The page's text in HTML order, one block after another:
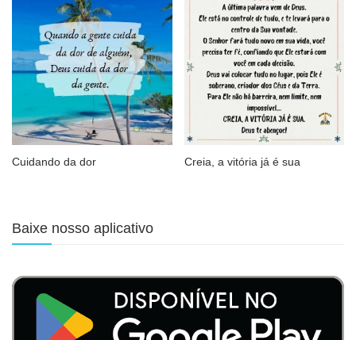
Cuidando da dor Creia, a vitória já é sua
Baixe nosso aplicativo